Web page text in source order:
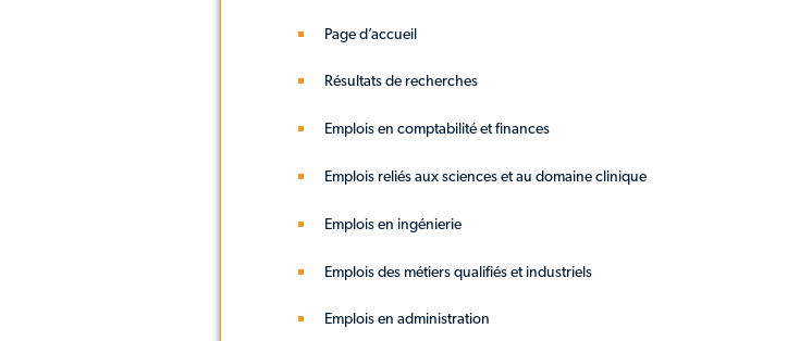
Page d’accueil
Résultats de recherches
Emplois en comptabilité et finances
Emplois reliés aux sciences et au domaine clinique
Emplois en ingénierie
Emplois des métiers qualifiés et industriels
Emplois en administration